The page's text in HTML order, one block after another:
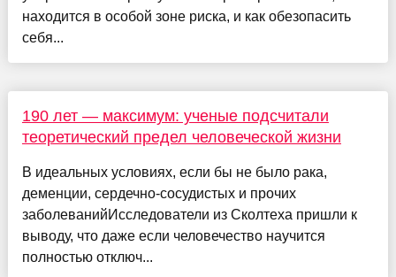
находится в особой зоне риска, и как обезопасить
себя...
190 лет — максимум: ученые подсчитали
теоретический предел человеческой жизни
В идеальных условиях, если бы не было рака,
деменции, сердечно-сосудистых и прочих
заболеванийИсследователи из Сколтеха пришли к
выводу, что даже если человечество научится
полностью отключ...